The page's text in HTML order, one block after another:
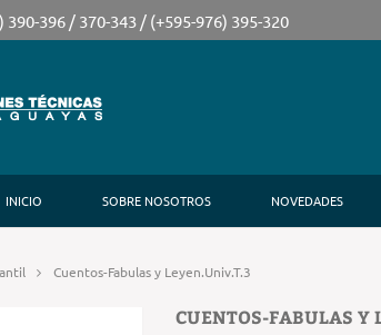
396 / 370-343 / (+595-976) 395-320
INICIO SOBRE NOSOTROS NOVEDADES
Cuentos-Fabulas y Leyen.Univ.T.3
CUENTOS-FABULAS Y